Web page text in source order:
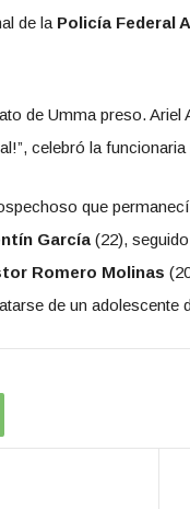
de la Policía Federal
de Umma preso. Ariel
celebró la
que
García(22),
Romero Molinas
de un adolescente